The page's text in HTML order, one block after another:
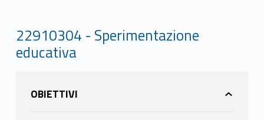
22910304 - Sperimentazione
educativa
OBIETTIVI